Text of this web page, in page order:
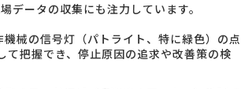
ータの収集にも注力しています。
械の信号灯（パトライト、特に緑色）の点
把握でき、停止原因の追求や改善策の検